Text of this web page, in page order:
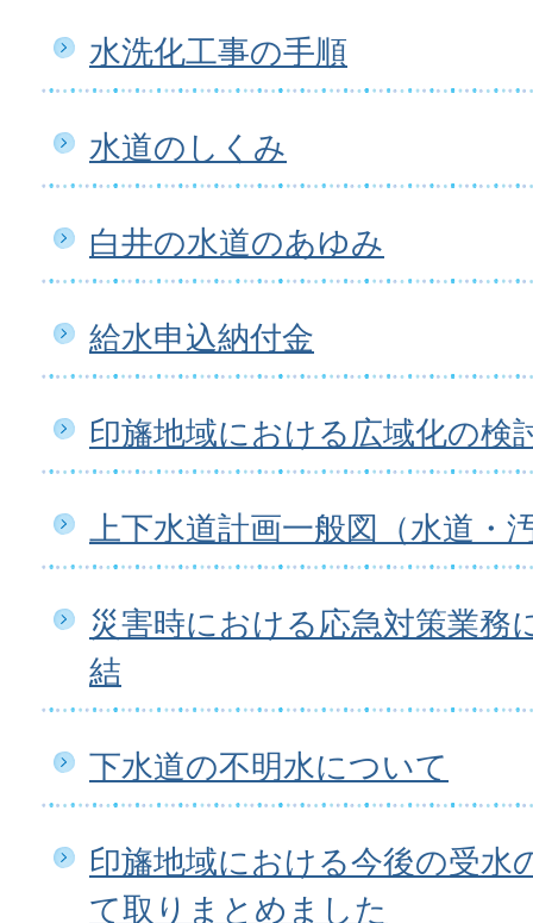
水洗化工事の手順
水道のしくみ
白井の水道のあゆみ
給水申込納付金
印旛地域における広域化の検
上下水道計画一般図（水道・
災害時における応急対策業務
結
下水道の不明水について
印旛地域における今後の受水
て取りまとめました